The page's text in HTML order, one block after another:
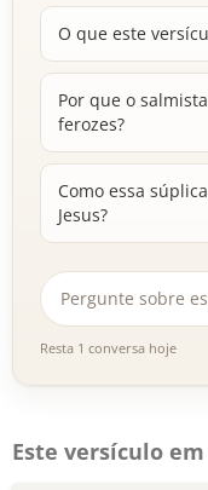
O que este
Por que o
ferozes?
Como essa
Jesus?
Resta 1 conversa hoje
Este versículo